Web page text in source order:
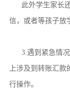
此外学生家长还
信，或者等孩子放
3.遇到紧急情况
上涉及到转账汇
行操作。